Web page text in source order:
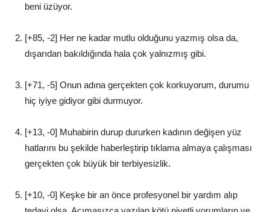
beni üzüyor.
[+85, -2] Her ne kadar mutlu olduğunu yazmış olsa da,
dışarıdan bakıldığında hala çok yalnızmış gibi.
[+71, -5] Onun adına gerçekten çok korkuyorum, durumu
hiç iyiye gidiyor gibi durmuyor.
[+13, -0] Muhabirin durup dururken kadının değişen yüz
hatlarını bu şekilde haberleştirip tıklama almaya çalışması
gerçekten çok büyük bir terbiyesizlik.
[+10, -0] Keşke bir an önce profesyonel bir yardım alıp